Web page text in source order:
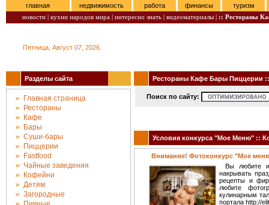
главная недвижимость работа финансы
туризм
новости | кухни народов мира | интересно знать | видеоматериалы | :: Рестораны
Пятница, Август 07, 2026.
Разделы сайта
Главная страница
Рестораны
Кафе
Бары
Суши-бары
Пиццерии
Fastfood
Чайные заведения
Кофейни
Детям
Загородные
Рестораны Кафе Бары Пиццерии ::
Поиск по сайту:
Условия конкурса "Мое Меню" ::
Внимание! Фотоконкурс "Мое
Вы любите и
накрывать
рецепты и
любите
кулинарным
портала http://